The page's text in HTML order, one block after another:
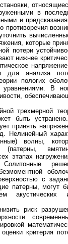
в
и
противоречия
которые
потери
нижнее
для анализа
пологих
В
трехмерной
быть
принять
Нелинейный
волны,
(патерны,
этапах
с
патерны, могут
акустических
риск
критерия